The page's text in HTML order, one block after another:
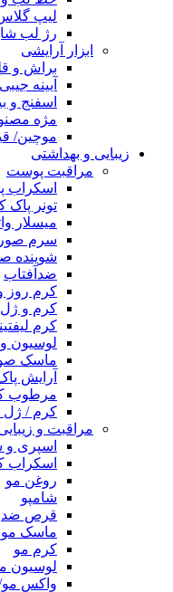
لیپ
رژ لب
ابزار آرایشی
براش و
آیینه
اسفنج و
مژه
موچین/
زیبایی و بهداشتی
مراقبت پوست
اسکراب
تونر پاک
میسلار
سرم
شوینده
ضدآفتاب
کرم
کرم و ژل
کرم
لوسیون
ماسک
آرایش
مرطوب
کرم /
مراقبت و
اسپری
اسکراب
روغن مو
شامپو
قرص
ماسک مو
کرم مو
لوسیون
واکس